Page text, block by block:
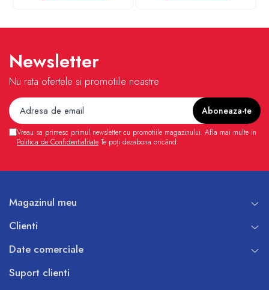
Newsletter
Nu rata ofertele si promotiile noastre
Vreau sa primesc primul newsletter cu promotiile magazinului. Afla mai multe in
Politica de Confidentialitate Te poți dezabona oricând.
Magazinul meu
Clienti
Date comerciale
Suport clienti